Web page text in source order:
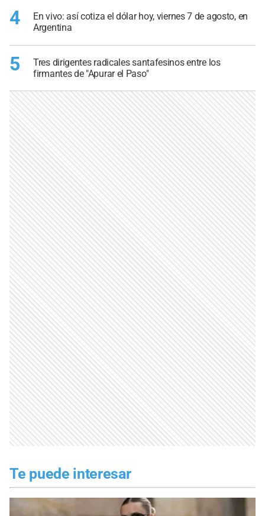
4
En vivo: así cotiza el dólar hoy, viernes 7 de agosto, en
Argentina
5
Tres dirigentes radicales santafesinos entre los
firmantes de "Apurar el Paso"
Te puede interesar